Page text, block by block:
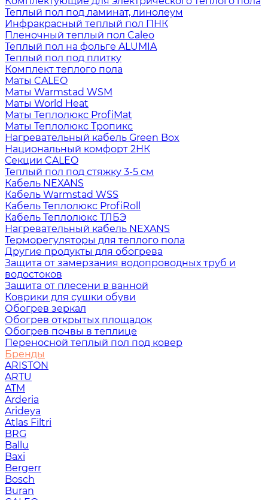
Теплый пол под ламинат, линолеум
Инфракрасный теплый пол ПНК
Пленочный теплый пол Caleo
Теплый пол на фольге ALUMIA
Теплый пол под плитку
Комплект теплого пола
Маты CALEO
Маты Warmstad WSM
Маты World Heat
Маты Теплолюкс ProfiMat
Маты Теплолюкс Тропикс
Нагревательный кабель Green Box
Национальный комфорт 2НК
Секции CALEO
Теплый пол под стяжку 3-5 см
Кабель NEXANS
Кабель Warmstad WSS
Кабель Теплолюкс ProfiRoll
Кабель Теплолюкс ТЛБЭ
Нагревательный кабель NEXANS
Терморегуляторы для теплого пола
Другие продукты для обогрева
Защита от замерзания водопроводных труб и
водостоков
Защита от плесени в ванной
Коврики для сушки обуви
Обогрев зеркал
Обогрев открытых площадок
Обогрев почвы в теплице
Переносной теплый пол под ковер
Бренды
ARISTON
ARTU
ATM
Arderia
Arideya
Atlas Filtri
BRG
Ballu
Baxi
Bergerr
Bosch
Buran